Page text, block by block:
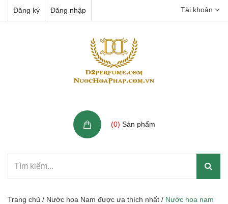
Đăng ký Đăng nhập Tài khoản
(0) Sản phẩm
Trang chủ / Nước hoa Nam được ưa thích nhất / Nước hoa nam